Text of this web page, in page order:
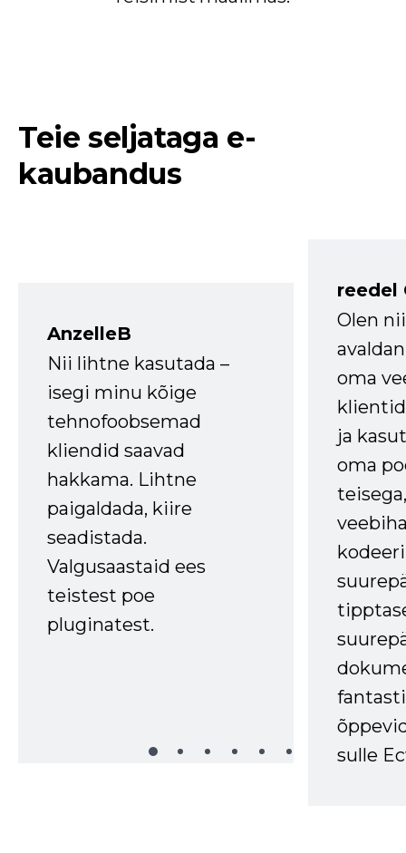
Teie seljataga e-
kaubandus
AnzelleB
Nii lihtne kasutada –
isegi minu kõige
tehnofoobsemad
kliendid saavad
hakkama. Lihtne
paigaldada, kiire
seadistada.
Valgusaastaid ees
teistest poe
pluginatest.
reedel
Olen
oma
ja
oma
sulle